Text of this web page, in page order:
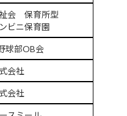
会 保育所型
ビニ保育園
球部OB会
会社
会社